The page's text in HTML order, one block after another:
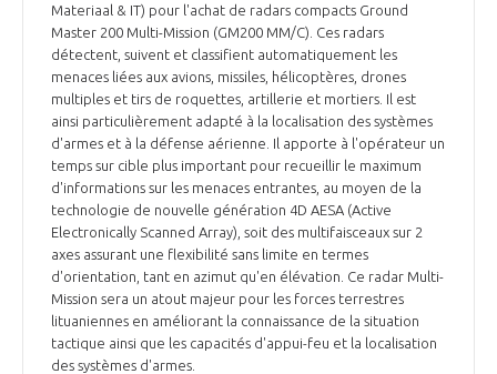
NOS RÉSEAUX À L'INTERNATIONAL
COMITÉ AERO PME
STARTAIR
COMMISSIONS ET COMITÉS
LES PROGRAMMES DU GIFAS
UN ÉCOSYSTÈME INTÉGRÉ ET COHÉRENT
POURQUOI DEVENIR MEMBRE ?
LA MÉDIATION
LA MÉDIATION DANS LA FILIÈRE AÉRONAUTIQUE ET SPATIALE
LE MÉDIATEUR DE LA FILIÈRE AÉRONAUTIQUE ET SPATIALE
MÉDIATION ET CHARTE D’ENGAGEMENT SUR LES RELATIONS ENTRE
CLIENTS ET FOURNISSEURS
LA MÉDIATION AU-DELÀ DE LA FILIÈRE AÉRONAUTIQUE ET SPATIALE
LE SALON DU BOURGET
L'OBSERVATOIRE
CHIFFRES CLÉS
LES ENJEUX
Materiaal & IT) pour l'achat de radars compacts Ground
Master 200 Multi-Mission (GM200 MM/C). Ces radars
détectent, suivent et classifient automatiquement les
menaces liées aux avions, missiles, hélicoptères, drones
multiples et tirs de roquettes, artillerie et mortiers. Il est
ainsi particulièrement adapté à la localisation des systèmes
d'armes et à la défense aérienne. Il apporte à l'opérateur un
temps sur cible plus important pour recueillir le maximum
d'informations sur les menaces entrantes, au moyen de la
technologie de nouvelle génération 4D AESA (Active
Electronically Scanned Array), soit des multifaisceaux sur 2
axes assurant une flexibilité sans limite en termes
d'orientation, tant en azimut qu'en élévation. Ce radar Multi-
Mission sera un atout majeur pour les forces terrestres
lituaniennes en améliorant la connaissance de la situation
tactique ainsi que les capacités d'appui-feu et la localisation
des systèmes d'armes.
Découvrez les avantages d'adhérer au GIFAS.
Rencontres, salons, données sectorielles,
programmes ...
DEMANDE D’ADHÉSION